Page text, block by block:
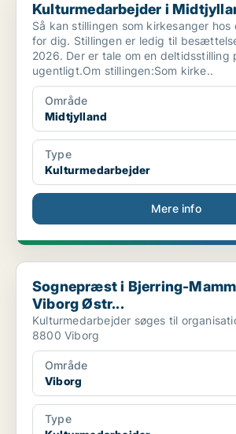
Kulturmedarbejder i
Så kan stillingen som kirkesanger
for dig. Stillingen er ledig til
2026. Der er tale om en deltidsstilling
ugentligt.Om stillingen:Som kirke..
Område
Midtjylland
Type
Kulturmedarbejder
Mere info
Sognepræst i Bjerring-Mammen Pastorat,
Sognepræst i Bjerring-
Viborg Østr...
Kulturmedarbejder søges til
8800 Viborg
Område
Viborg
Type